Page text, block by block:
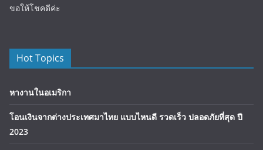
ขอให้โชคดีค่ะ
Hot Topics
หางานในอเมริกา
โอนเงินจากต่างประเทศมาไทย แบบไหนดี รวดเร็ว ปลอดภัยที่สุด ปี
2023